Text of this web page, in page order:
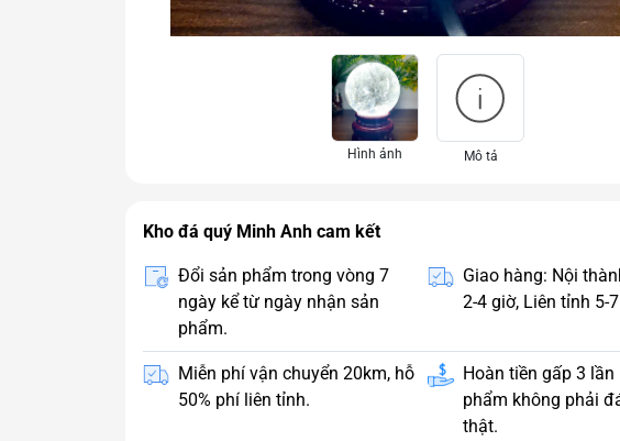
Hình ảnh Mô tả
Kho đá quý Minh Anh cam kết
Đổi sản phẩm trong vòng 7
ngày kể từ ngày nhận sản
phẩm.
Giao hàng: Nội
2-4 giờ, Liên tỉnh 5-
Miễn phí vận chuyển 20km, hỗ
50% phí liên tỉnh.
Hoàn tiền gấp 3 lần
phẩm không phải
thật.